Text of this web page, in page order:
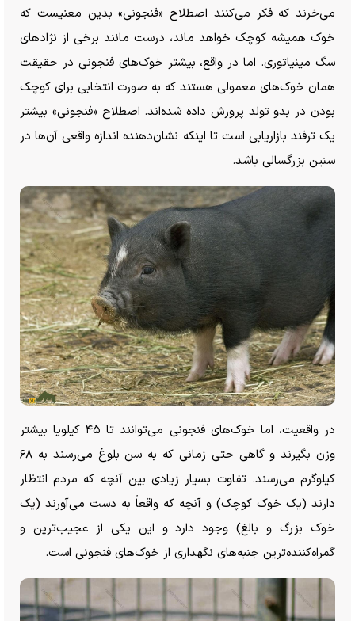
می‌خرند که فکر می‌کنند اصطلاح «فنجونی» بدین معنیست که
خوک همیشه کوچک خواهد ماند، درست مانند برخی از نژاد‌های
سگ مینیاتوری. اما در واقع، بیشتر خوک‌های فنجونی در حقیقت
همان خوک‌های معمولی هستند که به صورت انتخابی برای کوچک
بودن در بدو تولد پرورش داده شده‌اند. اصطلاح «فنجونی» بیشتر
یک ترفند بازاریابی است تا اینکه نشان‌دهنده اندازه واقعی آن‌ها در
سنین بزرگسالی باشد.
در واقعیت، اما خوک‌های فنجونی می‌توانند تا ۴۵ کیلویا بیشتر
وزن بگیرند و گاهی حتی زمانی که به سن بلوغ می‌رسند به ۶۸
کیلوگرم می‌رسند. تفاوت بسیار زیادی بین آنچه که مردم انتظار
دارند (یک خوک کوچک) و آنچه که واقعاً به دست می‌آورند (یک
خوک بزرگ و بالغ) وجود دارد و این یکی از عجیب‌ترین و
گمراه‌کننده‌ترین جنبه‌های نگهداری از خوک‌های فنجونی است.